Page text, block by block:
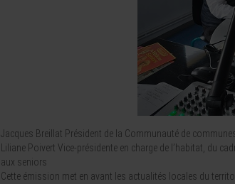
Jacques Breillat Président de la Communauté de
Liliane Poivert Vice-présidente en charge de l’habitat, du
aux seniors
Cette émission met en avant les actualités locales du